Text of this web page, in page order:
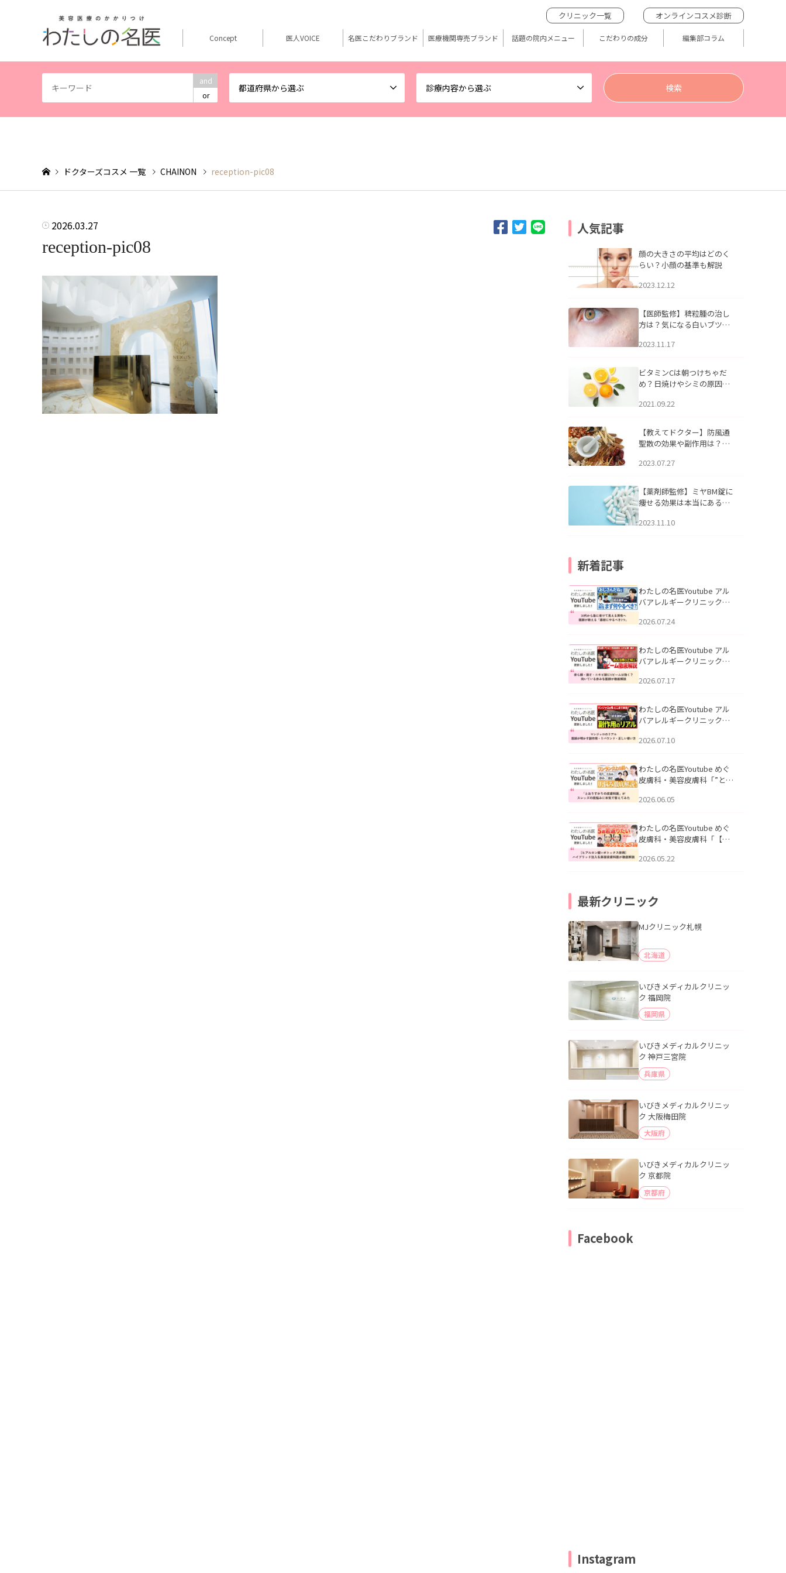
and
or
都道府県から選ぶ 診療内容から選ぶ
クリニック一覧 オンラインコスメ診断
Concept 医人VOICE 名医こだわりブランド 医療機関専売ブランド 話題の院内メニュー こだわりの成分 編集部コラム
ドクターズコスメ 一覧 CHAINON reception-pic08
2026.03.27
reception-pic08
人気記事
顔の大きさの平均はどのく
らい？小顔の基準も解説
2023.12.12
【医師監修】稗粒腫の治し
方は？気になる白いブツブ
アについて
2023.11.17
ビタミンCは朝つけちゃだ
め？日焼けやシミの原因に
2021.09.22
【教えてドクター】防風通
聖散の効果や副作用は？長
2023.07.27
【薬剤師監修】ミヤBM錠に
痩せる効果は本当にある
2023.11.10
新着記事
わたしの名医Youtube アル
バアレルギークリニック札
える男性へ｜医師が教える
公開いたしました。
2026.07.24
わたしの名医Youtube アル
バアレルギークリニック札
跡にVビームは効く？向いて
説」を公開いたしました。
2026.07.17
わたしの名医Youtube アル
バアレルギークリニック札
医師が明かす副作用・リバ
公開いたしました。
2026.07.10
わたしの名医Youtube めぐ
皮膚科・美容皮膚科「”とお
ッズの肌悩みに本気で答え
た。
2026.06.05
わたしの名医Youtube めぐ
皮膚科・美容皮膚科「【ヒ
用】ハイブリッド注入を美
2026.05.22
最新クリニック
MJクリニック札幌
北海道
いびきメディカルクリニッ
ク 福岡院
福岡県
いびきメディカルクリニッ
ク 神戸三宮院
兵庫県
いびきメディカルクリニッ
ク 大阪梅田院
大阪府
いびきメディカルクリニッ
ク 京都院
京都府
Facebook
Instagram